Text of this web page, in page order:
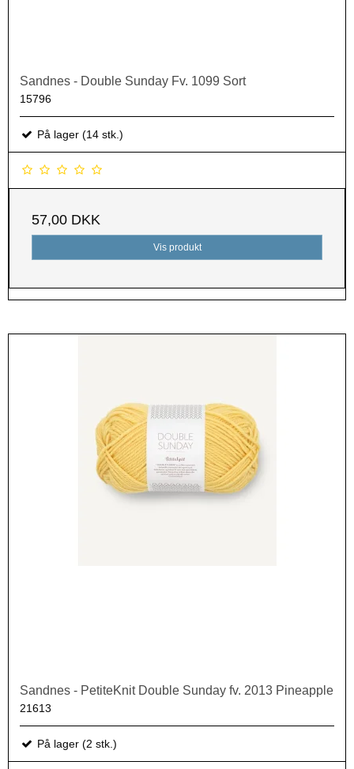
Sandnes - Double Sunday Fv. 1099 Sort
15796
På lager (14 stk.)
57,00 DKK
Vis produkt
Sandnes - PetiteKnit Double Sunday fv. 2013 Pineapple
21613
På lager (2 stk.)